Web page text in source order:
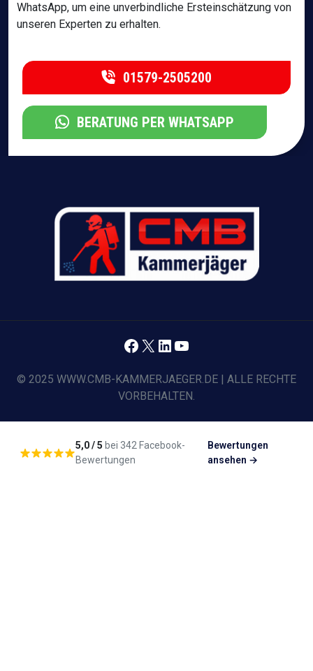
WhatsApp, um eine unverbindliche Ersteinschätzung von
unseren Experten zu erhalten.
01579-2505200
BERATUNG PER WHATSAPP
© 2025 WWW.CMB-KAMMERJAEGER.DE | ALLE RECHTE
VORBEHALTEN.
Facebook
X LinkedIn
YouTube
5,0 / 5 bei 342 Facebook-
Bewertungen
Bewertungen
ansehen →